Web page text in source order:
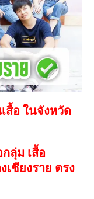
สื้อ ในจังหวัด
ลุ่ม เสื้อ
เชียงราย ตรง